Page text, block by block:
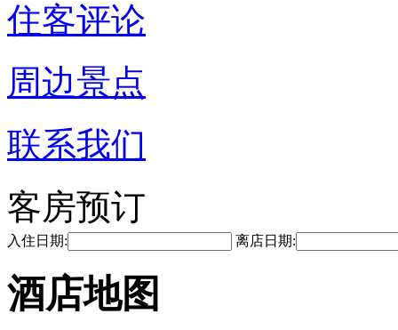
住客评论
周边景点
联系我们
客房预订
入住日期: 离店日期:
酒店地图